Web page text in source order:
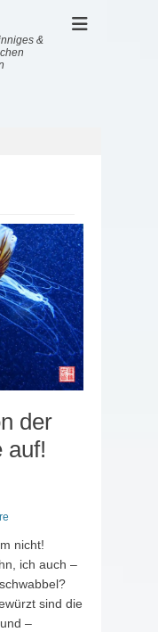
&
der
auf!
nicht!
ich auch –
sind die
–